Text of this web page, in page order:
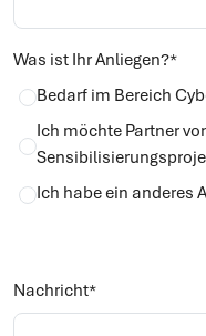
Was ist Ihr Anliegen?*
Bedarf im Bereich
Ich möchte Partner
Ich habe ein anderes
Nachricht*